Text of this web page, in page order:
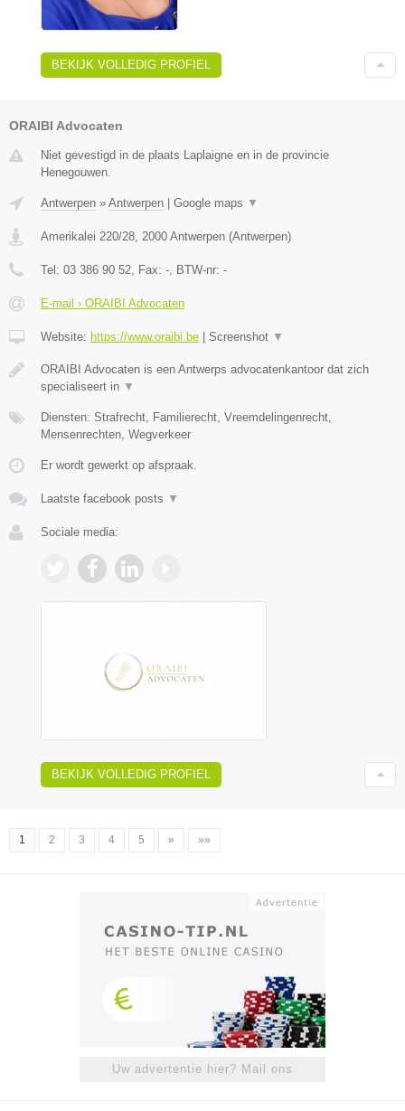
BEKIJK VOLLEDIG PROFIEL
ORAIBI Advocaten
Niet gevestigd in de plaats Laplaigne en in de provincie
Henegouwen.
Antwerpen » Antwerpen | Google maps ▼
Amerikalei 220/28 2000 Antwerpen (Antwerpen)
Tel: 03 386 90 52 , Fax: - , BTW-nr: -
E-mail › ORAIBI Advocaten
Website: https://www.oraibi.be | Screenshot ▼
ORAIBI Advocaten is een Antwerps advocatenkantoor dat zich
specialiseert in ▼
Diensten: Strafrecht, Familierecht, Vreemdelingenrecht,
Mensenrechten, Wegverkeer
Er wordt gewerkt op afspraak.
Laatste facebook posts ▼
Sociale media:
BEKIJK VOLLEDIG PROFIEL
1 2 3 4 5 » »»
Uw advertentie hier? Mail ons